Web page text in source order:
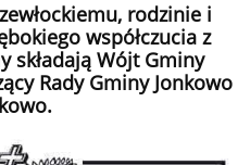
rodzinie i
współczucia z
składają Wójt Gminy
Rady Gminy Jonkowo